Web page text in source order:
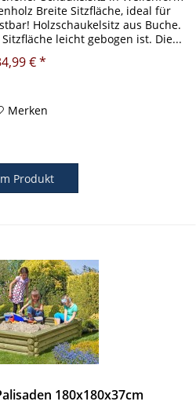
Breite Sitzfläche, ideal für
Holzschaukelsitz aus Buche.
leicht gebogen ist. Die...
€ *
Merken
Produkt
180x180x37cm